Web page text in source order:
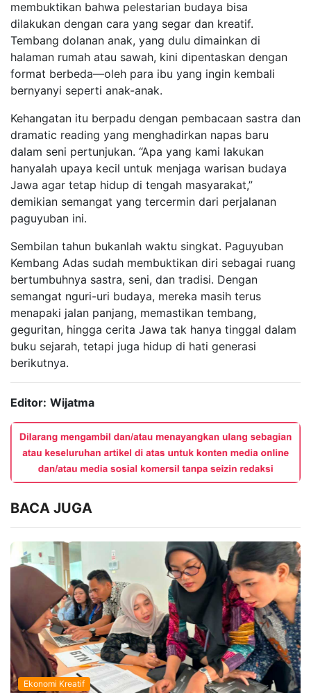
membuktikan bahwa pelestarian budaya bisa
dilakukan dengan cara yang segar dan kreatif.
Tembang dolanan anak, yang dulu dimainkan di
halaman rumah atau sawah, kini dipentaskan dengan
format berbeda—oleh para ibu yang ingin kembali
bernyanyi seperti anak-anak.
Kehangatan itu berpadu dengan pembacaan sastra dan
dramatic reading yang menghadirkan napas baru
dalam seni pertunjukan. “Apa yang kami lakukan
hanyalah upaya kecil untuk menjaga warisan budaya
Jawa agar tetap hidup di tengah masyarakat,”
demikian semangat yang tercermin dari perjalanan
paguyuban ini.
Sembilan tahun bukanlah waktu singkat. Paguyuban
Kembang Adas sudah membuktikan diri sebagai ruang
bertumbuhnya sastra, seni, dan tradisi. Dengan
semangat nguri-uri budaya, mereka masih terus
menapaki jalan panjang, memastikan tembang,
geguritan, hingga cerita Jawa tak hanya tinggal dalam
buku sejarah, tetapi juga hidup di hati generasi
berikutnya.
Editor: Wijatma
BACA JUGA
Ekonomi Kreatif